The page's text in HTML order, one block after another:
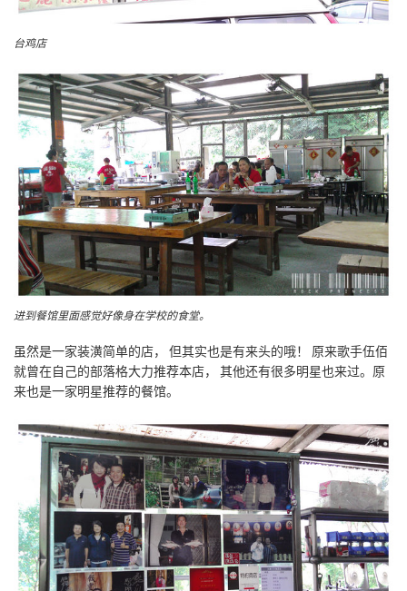
台鸡店
进到餐馆里面感觉好像身在学校的食堂。
虽然是一家装潢简单的店， 但其实也是有来头的哦！ 原来歌手伍佰
就曾在自己的部落格大力推荐本店， 其他还有很多明星也来过。原
来也是一家明星推荐的餐馆。